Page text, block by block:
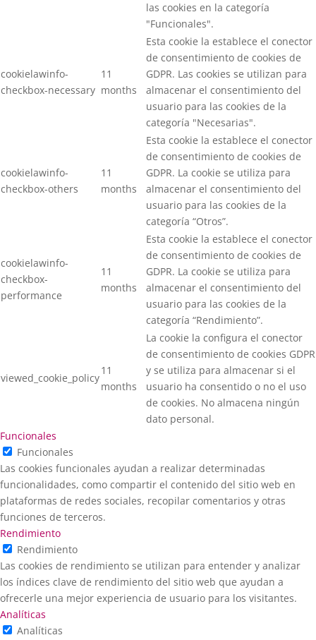
las cookies en la categoría
"Funcionales".
cookielawinfo-
checkbox-necessary
11
months
Esta cookie la establece el conector
de consentimiento de cookies de
GDPR. Las cookies se utilizan para
almacenar el consentimiento del
usuario para las cookies de la
categoría "Necesarias".
cookielawinfo-
checkbox-others
11
months
Esta cookie la establece el conector
de consentimiento de cookies de
GDPR. La cookie se utiliza para
almacenar el consentimiento del
usuario para las cookies de la
categoría “Otros”.
cookielawinfo-
checkbox-
performance
11
months
Esta cookie la establece el conector
de consentimiento de cookies de
GDPR. La cookie se utiliza para
almacenar el consentimiento del
usuario para las cookies de la
categoría “Rendimiento”.
viewed_cookie_policy
11
months
La cookie la configura el conector
de consentimiento de cookies GDPR
y se utiliza para almacenar si el
usuario ha consentido o no el uso
de cookies. No almacena ningún
dato personal.
Funcionales
Funcionales
Las cookies funcionales ayudan a realizar determinadas
funcionalidades, como compartir el contenido del sitio web en
plataformas de redes sociales, recopilar comentarios y otras
funciones de terceros.
Rendimiento
Rendimiento
Las cookies de rendimiento se utilizan para entender y analizar
los índices clave de rendimiento del sitio web que ayudan a
ofrecerle una mejor experiencia de usuario para los visitantes.
Analíticas
Analíticas